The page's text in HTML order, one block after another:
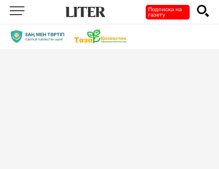
Подписка на
газету